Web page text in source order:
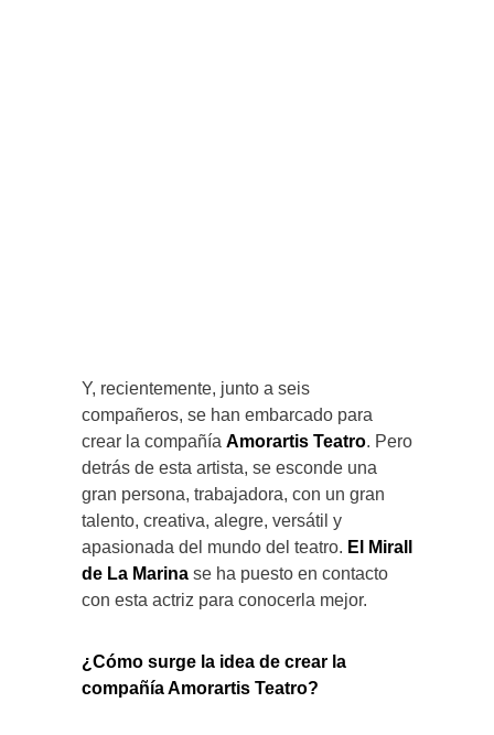
Y, recientemente, junto a seis
compañeros, se han embarcado para
crear la compañía Amorartis Teatro. Pero
detrás de esta artista, se esconde una
gran persona, trabajadora, con un gran
talento, creativa, alegre, versátil y
apasionada del mundo del teatro. El Mirall
de La Marina se ha puesto en contacto
con esta actriz para conocerla mejor.
¿Cómo surge la idea de crear la
compañía Amorartis Teatro?